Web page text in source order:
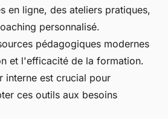
en ligne, des ateliers pratiques,
personnalisé.
pédagogiques modernes
et l'efficacité de la formation.
interne est crucial pour
ces outils aux besoins